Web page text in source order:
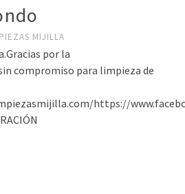
MIJILLA
por la
compromiso para limpieza de
https://